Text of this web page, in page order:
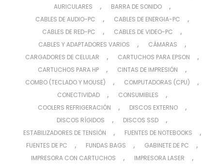
AURICULARES , BARRA DE SONIDO ,
CABLES DE AUDIO-PC , CABLES DE ENERGIA-PC ,
CABLES DE RED-PC , CABLES DE VIDEO-PC ,
CABLES Y ADAPTADORES VARIOS , CÁMARAS ,
CARGADORES DE CELULAR , CARTUCHOS PARA EPSON ,
CARTUCHOS PARA HP , CINTAS DE IMPRESIÓN ,
COMBO (TECLADO Y MOUSE) , COMPUTADORAS (CPU) ,
CONECTIVIDAD , CONSUMIBLES ,
COOLERS REFRIGERACIÓN , DISCOS EXTERNO ,
DISCOS RÍGIDOS , DISCOS SSD ,
ESTABILIZADORES DE TENSIÓN , FUENTES DE NOTEBOOKS ,
FUENTES DE PC , FUNDAS BAGS , GABINETE DE PC ,
IMPRESORA CON CARTUCHOS , IMPRESORA LASER ,